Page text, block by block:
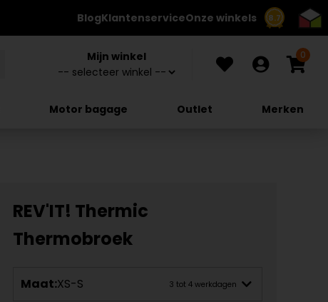
8.7
BlogKlantenserviceOnze winkels
Mijn winkel 0
Motor bagage Outlet Merken
REV'IT! Thermic
Thermobroek
Maat:XS-S 3 tot 4 werkdagen